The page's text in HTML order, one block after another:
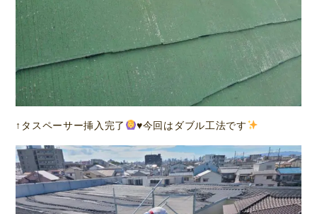
↑タスペーサー挿入完了 ♥️今回はダブル工法です